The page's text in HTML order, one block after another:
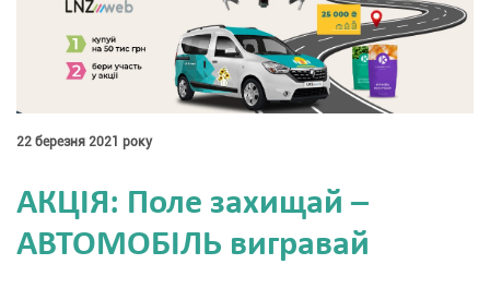
22 березня 2021 року
АКЦІЯ: Поле захищай –
АВТОМОБІЛЬ вигравай